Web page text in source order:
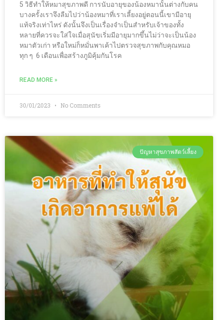
5 วิธีทำให้หมาสุขภาพดี การนับอายุของน้องหมานั้นต่างกับคน
บางครั้งเราจึงลืมไปว่าน้องหมาที่เราเลี้ยงอยู่ตอนนี้เขามีอายุ
แท้จริงเท่าไหร่ ดังนั้นจึงเป็นเรื่องจำเป็นสำหรับเจ้าของทั้ง
หลายที่ควรจะใส่ใจเมื่อสุนัขเริ่มมีอายุมากขึ้นไม่ว่าจะเป็นน้อง
หมาตัวเก่า หรือใหม่ก็หมั่นพาเค้าไปตรวจสุขภาพกับคุณหมอ
ทุก ๆ 6 เดือนเพื่อสร้างภูมิคุ้มกันโรค
READ MORE »
30/01/2023 No Comments
ปัญหาสุขภาพสัตว์เลี้ยง